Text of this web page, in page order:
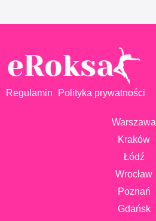
Regulamin Polityka prywatności
Warszawa
Kraków
Łódź
Wrocław
Poznań
Gdańsk